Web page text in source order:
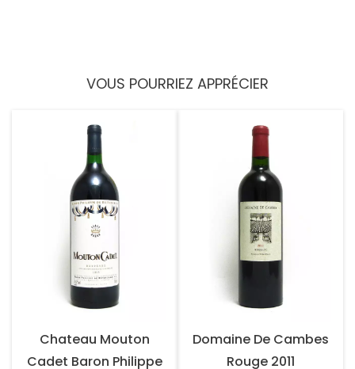
VOUS POURRIEZ APPRÉCIER
Chateau Mouton
Cadet Baron Philippe
Domaine De Cambes
Rouge 2011